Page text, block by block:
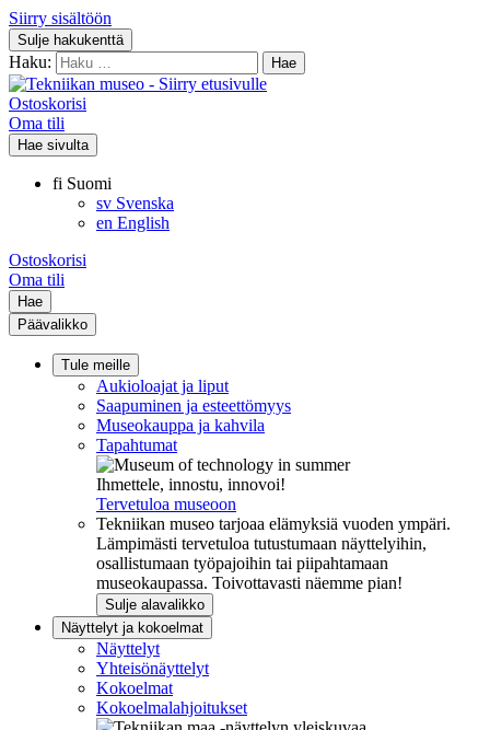
Siirry sisältöön
Sulje hakukenttä
Haku:
Ostoskorisi
Oma tili
Hae sivulta
fi Suomi
sv Svenska
en English
Ostoskorisi
Oma tili
Hae
Päävalikko
Tule meille
Aukioloajat ja liput
Saapuminen ja esteettömyys
Museokauppa ja kahvila
Tapahtumat
Ihmettele, innostu, innovoi!
Tervetuloa museoon
Tekniikan museo tarjoaa elämyksiä vuoden ympäri.
Lämpimästi tervetuloa tutustumaan näyttelyihin,
osallistumaan työpajoihin tai piipahtamaan
museokaupassa. Toivottavasti näemme pian!
Sulje alavalikko
Näyttelyt ja kokoelmat
Näyttelyt
Yhteisönäyttelyt
Kokoelmat
Kokoelmalahjoitukset